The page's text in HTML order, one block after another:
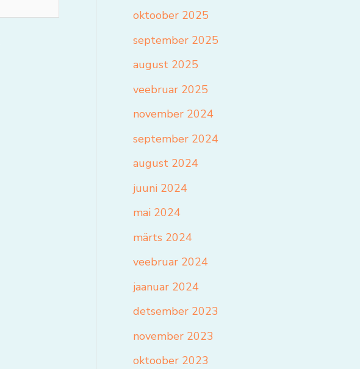
oktoober 2025
september 2025
august 2025
veebruar 2025
november 2024
september 2024
august 2024
juuni 2024
mai 2024
märts 2024
veebruar 2024
jaanuar 2024
detsember 2023
november 2023
oktoober 2023